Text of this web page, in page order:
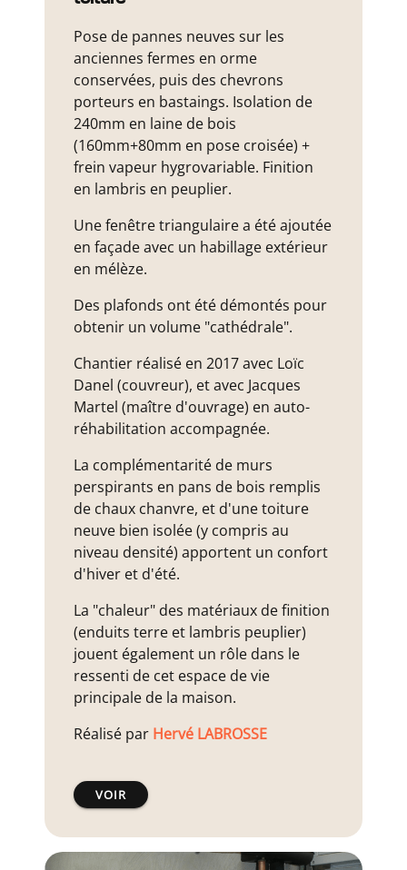
Pose de pannes neuves sur les
anciennes fermes en orme
conservées, puis des chevrons
porteurs en bastaings. Isolation de
240mm en laine de bois
(160mm+80mm en pose croisée) +
frein vapeur hygrovariable. Finition
en lambris en peuplier.
Une fenêtre triangulaire a été ajoutée
en façade avec un habillage extérieur
en mélèze.
Des plafonds ont été démontés pour
obtenir un volume "cathédrale".
Chantier réalisé en 2017 avec Loïc
Danel (couvreur), et avec Jacques
Martel (maître d'ouvrage) en auto-
réhabilitation accompagnée.
La complémentarité de murs
perspirants en pans de bois remplis
de chaux chanvre, et d'une toiture
neuve bien isolée (y compris au
niveau densité) apportent un confort
d'hiver et d'été.
La "chaleur" des matériaux de finition
(enduits terre et lambris peuplier)
jouent également un rôle dans le
ressenti de cet espace de vie
principale de la maison.
Réalisé par Hervé LABROSSE
VOIR